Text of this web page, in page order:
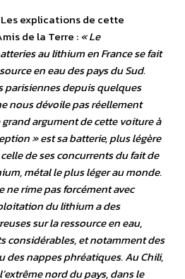
Les explications de cette
de la Terre :« Le
au lithium en France se fait
en eau des pays du Sud.
parisiennes depuis quelques
nous dévoile pas réellement
argument de cette voiture à
» est sa batterie, plus légère
de ses concurrents du fait de
métal le plus léger au monde.
ne rime pas forcément avec
du lithium a des
sur la ressource en eau,
considérables, et notamment des
nappes phréatiques. Au Chili,
nord du pays, dans le